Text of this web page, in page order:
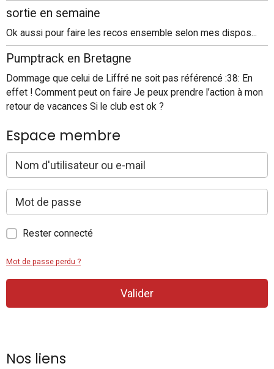
sortie en semaine
Ok aussi pour faire les recos ensemble selon mes dispos...
Pumptrack en Bretagne
Dommage que celui de Liffré ne soit pas référencé :38: En
effet ! Comment peut on faire Je peux prendre l’action à mon
retour de vacances Si le club est ok ?
Espace membre
Rester connecté
Mot de passe perdu ?
Valider
Nos liens